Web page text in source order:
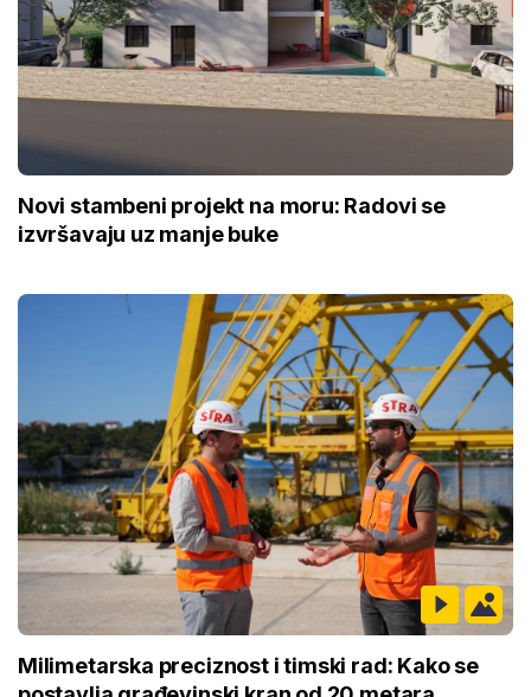
Novi stambeni projekt na moru: Radovi se
izvršavaju uz manje buke
Milimetarska preciznost i timski rad: Kako se